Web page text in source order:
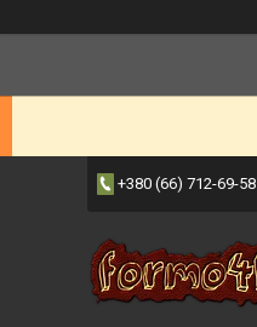
+380 (66) 712-69-58